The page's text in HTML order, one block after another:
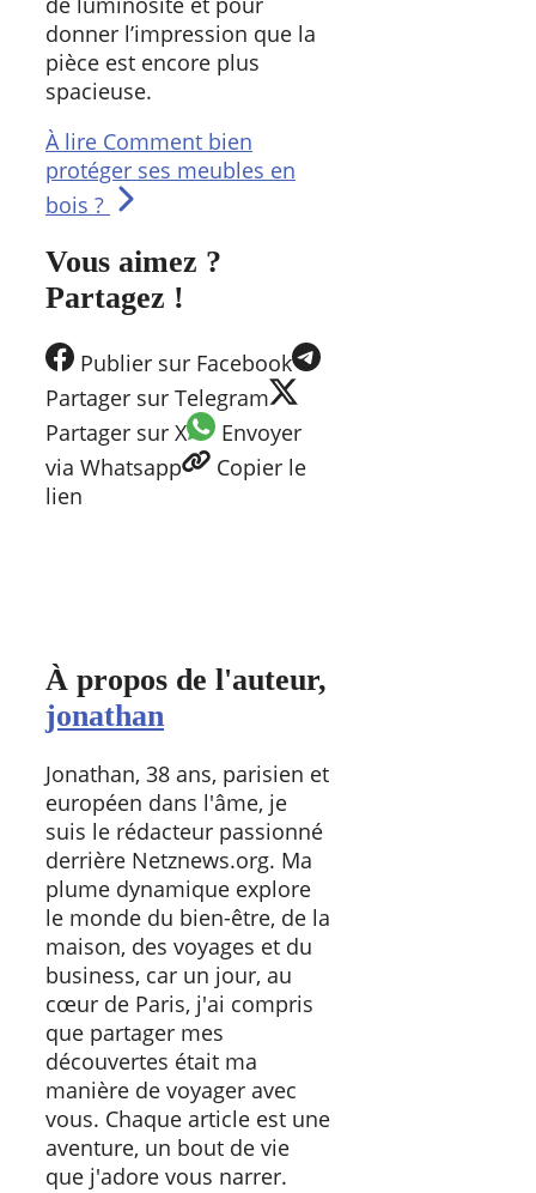
donner l’impression que la
pièce est encore plus
spacieuse.
À lire Comment bien
protéger ses meubles en
bois ?
Vous aimez ?
Partagez !
Publier sur Facebook
Partager sur Telegram
Partager sur X
Envoyer
via Whatsapp
Copier le
lien
À propos de l'auteur,
jonathan
Jonathan, 38 ans, parisien et
européen dans l'âme, je
suis le rédacteur passionné
derrière Netznews.org. Ma
plume dynamique explore
le monde du bien-être, de la
maison, des voyages et du
business, car un jour, au
cœur de Paris, j'ai compris
que partager mes
découvertes était ma
manière de voyager avec
vous. Chaque article est une
aventure, un bout de vie
que j'adore vous narrer.